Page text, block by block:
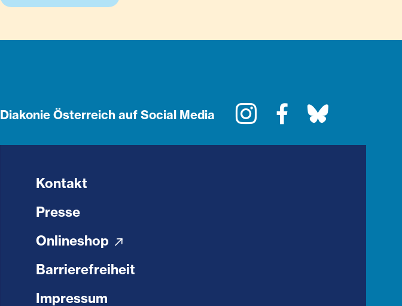
Diakonie Österreich auf Social Media InstagramFacebook
Kontakt
Presse
Onlineshop
Barrierefreiheit
Impressum